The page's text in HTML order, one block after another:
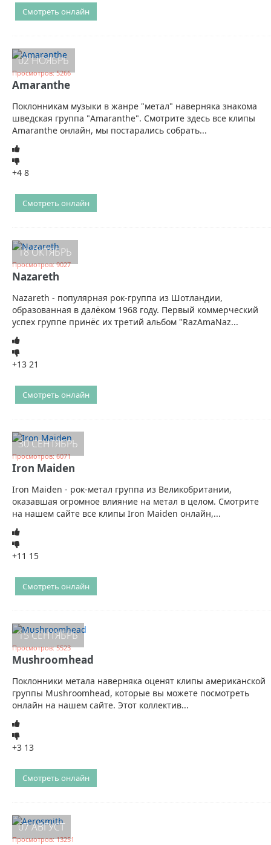
Смотреть онлайн
02 НОЯБРЬ
Просмотров: 5266
Amaranthe
Поклонникам музыки в жанре "метал" наверняка знакома
шведская группа "Amaranthe". Смотрите здесь все клипы
Amaranthe онлайн, мы постарались собрать...
+4 8
Смотреть онлайн
18 ОКТЯБРЬ
Просмотров: 9027
Nazareth
Nazareth - популярная рок-группа из Шотландии,
образованная в далёком 1968 году. Первый коммерческий
успех группе принёс их третий альбом "RazAmaNaz...
+13 21
Смотреть онлайн
30 СЕНТЯБРЬ
Просмотров: 6071
Iron Maiden
Iron Maiden - рок-метал группа из Великобритании,
оказавшая огромное влияние на метал в целом. Смотрите
на нашем сайте все клипы Iron Maiden онлайн,...
+11 15
Смотреть онлайн
15 СЕНТЯБРЬ
Просмотров: 5523
Mushroomhead
Поклонники метала наверняка оценят клипы американской
группы Mushroomhead, которые вы можете посмотреть
онлайн на нашем сайте. Этот коллектив...
+3 13
Смотреть онлайн
07 АВГУСТ
Просмотров: 13251